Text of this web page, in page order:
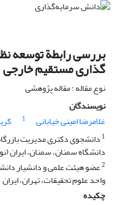
بررسی رابطة توسعه
گذاری مستقیم خارجی
نوع مقاله : مقاله پژوهشی
نویسندگان
غلامرضا امینی خیابانی
1
1 دانشجوی دکتری مدیریت
دانشگاه سمنان، سمنان، ایران
2عضو هیئت علمی و دانشیار
واحد علوم تحقیقات، تهران، ایران
چکیده